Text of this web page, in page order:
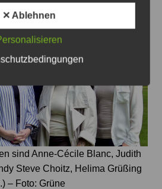
sind Anne-Cécile Blanc, Judith
Steve Choitz, Helima Grüßing
– Foto: Grüne
✕ Ablehnen